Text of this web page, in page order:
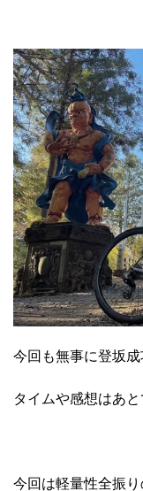
今回も無事に登坂成
タイムや感想はあと
今回は軽量性全振